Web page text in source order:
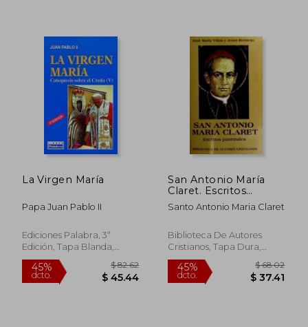
dcto.
45%
dcto.
La Virgen María
Papa Juan Pablo II
Ediciones Palabra, 3ª
Edición, Tapa Blanda,
Nuevo
San Antonio María
Claret. Escritos
Pastorales
Santo Antonio Maria Claret
Biblioteca De Autores
Cristianos, Tapa Dura,
Nuevo